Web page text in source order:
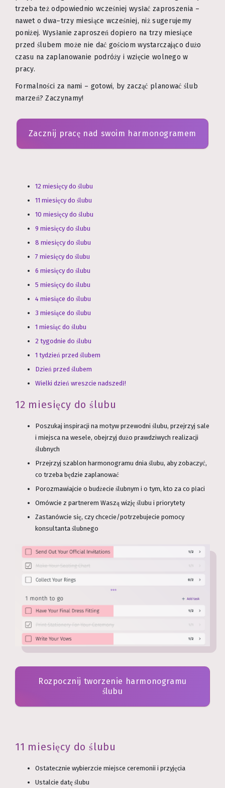
trzeba też odpowiednio wcześniej wysłać zaproszenia –
nawet o dwa–trzy miesiące wcześniej, niż sugerujemy
poniżej. Wysłanie zaproszeń dopiero na trzy miesiące
przed ślubem może nie dać gościom wystarczająco dużo
czasu na zaplanowanie podróży i wzięcie wolnego w
pracy.
Formalności za nami – gotowi, by zacząć planować ślub
marzeń? Zaczynamy!
Zacznij pracę nad swoim harmonogramem
12 miesięcy do ślubu
11 miesięcy do ślubu
10 miesięcy do ślubu
9 miesięcy do ślubu
8 miesięcy do ślubu
7 miesięcy do ślubu
6 miesięcy do ślubu
5 miesięcy do ślubu
4 miesiące do ślubu
3 miesiące do ślubu
1 miesiąc do ślubu
2 tygodnie do ślubu
1 tydzień przed ślubem
Dzień przed ślubem
Wielki dzień wreszcie nadszedł!
12 miesięcy do ślubu
Poszukaj inspiracji na motyw przewodni ślubu, przejrzyj sale
i miejsca na wesele, obejrzyj dużo prawdziwych realizacji
ślubnych
Przejrzyj szablon harmonogramu dnia ślubu, aby zobaczyć,
co trzeba będzie zaplanować
Porozmawiajcie o budżecie ślubnym i o tym, kto za co płaci
Omówcie z partnerem Waszą wizję ślubu i priorytety
Zastanówcie się, czy chcecie/potrzebujecie pomocy
konsultanta ślubnego
Rozpocznij tworzenie harmonogramu
ślubu
11 miesięcy do ślubu
Ostatecznie wybierzcie miejsce ceremonii i przyjęcia
Ustalcie datę ślubu